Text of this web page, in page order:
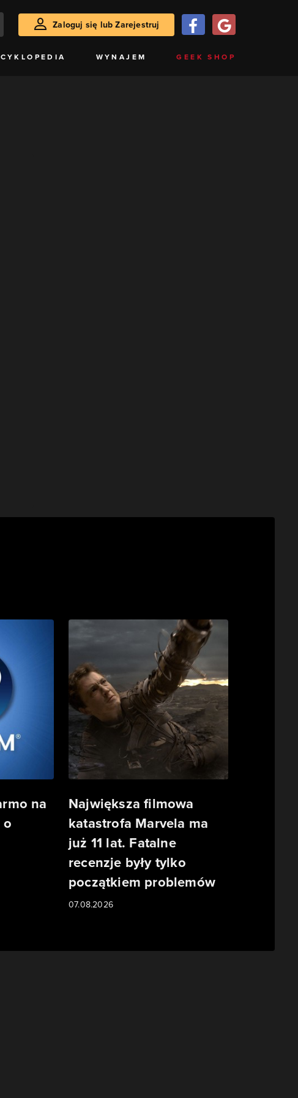
Zaloguj się lub Zarejestruj
WYNAJEM GEEK SHOP
na
Największa filmowa
katastrofa Marvela ma
już 11 lat. Fatalne
recenzje były tylko
początkiem problemów
07.08.2026